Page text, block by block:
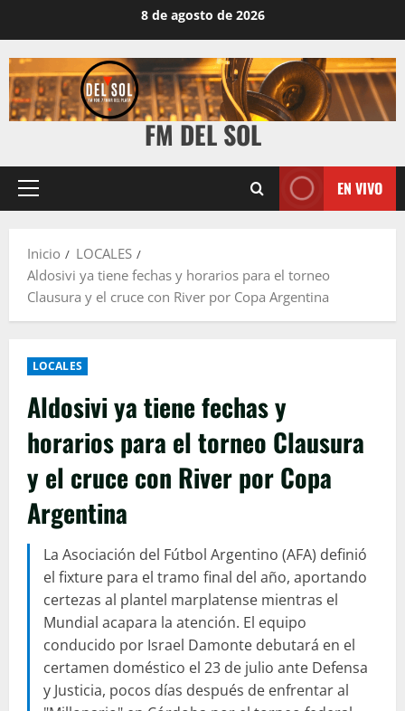
8 de agosto de 2026
FM DEL SOL
EN VIVO
Inicio
LOCALES
Aldosivi ya tiene fechas y horarios para el torneo
Clausura y el cruce con River por Copa Argentina
LOCALES
Aldosivi ya tiene fechas y
horarios para el torneo Clausura
y el cruce con River por Copa
Argentina
La Asociación del Fútbol Argentino (AFA) definió
el fixture para el tramo final del año, aportando
certezas al plantel marplatense mientras el
Mundial acapara la atención. El equipo
conducido por Israel Damonte debutará en el
certamen doméstico el 23 de julio ante Defensa
y Justicia, pocos días después de enfrentar al